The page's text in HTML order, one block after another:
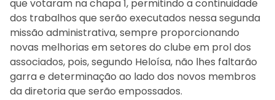
que votaram na chapa 1, permitindo a continuidade
dos trabalhos que serão executados nessa segunda
missão administrativa, sempre proporcionando
novas melhorias em setores do clube em prol dos
associados, pois, segundo Heloísa, não lhes faltarão
garra e determinação ao lado dos novos membros
da diretoria que serão empossados.